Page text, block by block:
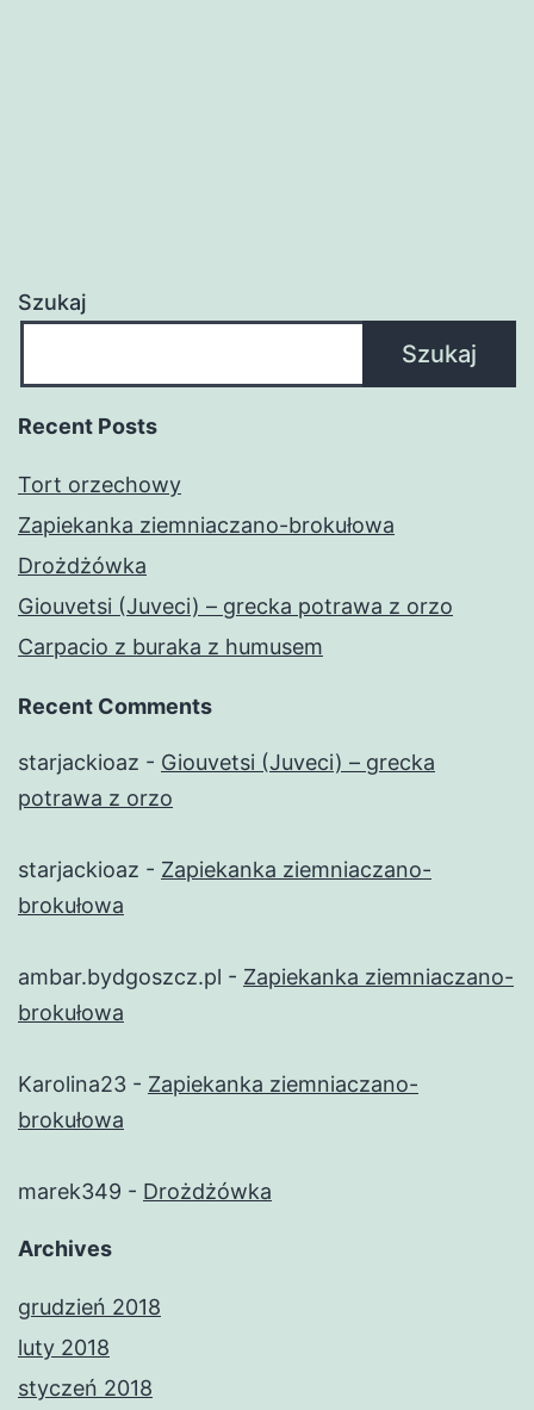
Szukaj
Szukaj
Recent Posts
Tort orzechowy
Zapiekanka ziemniaczano-brokułowa
Drożdżówka
Giouvetsi (Juveci) – grecka potrawa z orzo
Carpacio z buraka z humusem
Recent Comments
starjackioaz - Giouvetsi (Juveci) – grecka
potrawa z orzo
starjackioaz - Zapiekanka ziemniaczano-
brokułowa
ambar.bydgoszcz.pl - Zapiekanka ziemniaczano-
brokułowa
Karolina23 - Zapiekanka ziemniaczano-
brokułowa
marek349 - Drożdżówka
Archives
grudzień 2018
luty 2018
styczeń 2018